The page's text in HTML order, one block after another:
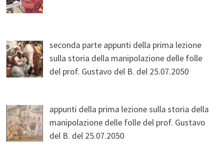
seconda parte appunti della prima lezione
sulla storia della manipolazione delle folle
del prof. Gustavo del B. del 25.07.2050
appunti della prima lezione sulla storia della
manipolazione delle folle del prof. Gustavo
del B. del 25.07.2050